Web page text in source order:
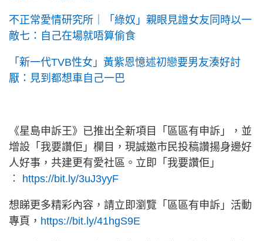
不正常愛情研究所｜「綠奴」親眼見證女友同時以一
敵七：自己在場就唔算偷食
「新一代TVB性女」黃紫恩憶述初戀要男友湊好討
厭：見到都想車自己一巴
《星島申訴王》已推出全新項目「區區有申訴」，並
增設「我要讚佢」欄目，現誠邀市民投稿讚揚身邊好
人好事，共建更有愛社區。立即「我要讚佢」
︰ https://bit.ly/3uJ3yyF
想睇更多精彩內容，請立即瀏覽「區區有申訴」活動
專頁， https://bit.ly/41hgS9E